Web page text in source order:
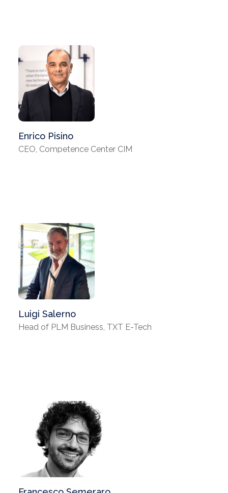
Enrico Pisino
CEO, Competence Center CIM
Luigi Salerno
Head of PLM Business, TXT E-Tech